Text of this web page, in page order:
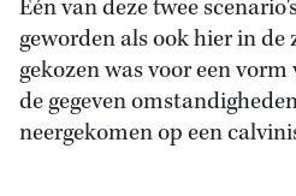
Eén van deze twee
geworden als ook hier in de
gekozen was voor een
de gegeven
neergekomen op een